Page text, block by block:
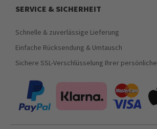
SERVICE & SICHERHEIT
Schnelle & zuverlässige Lieferung
Einfache Rücksendung & Umtausch
Sichere SSL-Verschlüsselung Ihrer